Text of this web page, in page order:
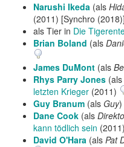
Narushi Ikeda (als
(2011) [Synchro (2018)]
als Tier in Die
Brian Boland (als
James DuMont (als
Rhys Parry Jones (als
letzten Krieger (2011)
Guy Branum (als Guy)
Dane Cook (als
kann tödlich sein (2011)
David O'Hara (als Pat